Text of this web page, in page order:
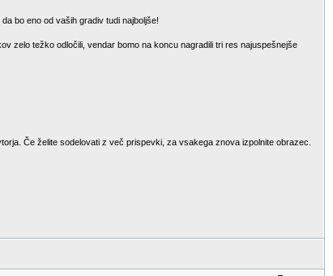
bo eno od vaših gradiv tudi najboljše!
zelo težko odločili, vendar bomo na koncu nagradili tri res najuspešnejše
Če želite sodelovati z več prispevki, za vsakega znova izpolnite obrazec.